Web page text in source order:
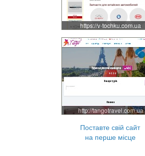
https://v-tochku.com.ua
http://tangotravel.com.ua
Поставте свій сайт
на перше місце